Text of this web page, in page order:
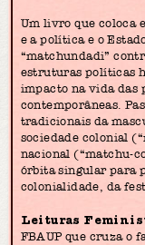
Um livro que coloca
e a política e o
“matchundadi”
estruturas políticas
impacto na vida das
contemporâneas.
tradicionais da
sociedade colonial
nacional (“matchu-
órbita singular para
colonialidade, da
Leituras
FBAUP que cruza o